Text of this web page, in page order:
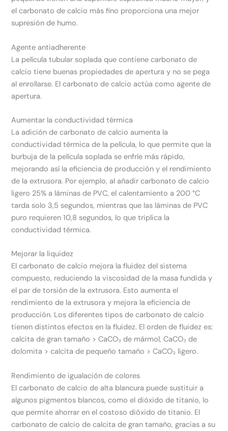
el carbonato de calcio más fino proporciona una mejor
supresión de humo.
Agente antiadherente
La película tubular soplada que contiene carbonato de
calcio tiene buenas propiedades de apertura y no se pega
al enrollarse. El carbonato de calcio actúa como agente de
apertura.
Aumentar la conductividad térmica
La adición de carbonato de calcio aumenta la
conductividad térmica de la película, lo que permite que la
burbuja de la película soplada se enfríe más rápido,
mejorando así la eficiencia de producción y el rendimiento
de la extrusora. Por ejemplo, al añadir carbonato de calcio
ligero 25% a láminas de PVC, el calentamiento a 200 °C
tarda solo 3,5 segundos, mientras que las láminas de PVC
puro requieren 10,8 segundos, lo que triplica la
conductividad térmica.
Mejorar la liquidez
El carbonato de calcio mejora la fluidez del sistema
compuesto, reduciendo la viscosidad de la masa fundida y
el par de torsión de la extrusora. Esto aumenta el
rendimiento de la extrusora y mejora la eficiencia de
producción. Los diferentes tipos de carbonato de calcio
tienen distintos efectos en la fluidez. El orden de fluidez es:
calcita de gran tamaño > CaCO₃ de mármol, CaCO₃ de
dolomita > calcita de pequeño tamaño > CaCO₃ ligero.
Rendimiento de igualación de colores
El carbonato de calcio de alta blancura puede sustituir a
algunos pigmentos blancos, como el dióxido de titanio, lo
que permite ahorrar en el costoso dióxido de titanio. El
carbonato de calcio de calcita de gran tamaño, gracias a su